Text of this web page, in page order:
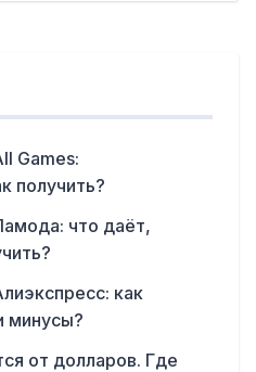
Games:
получить?
что даёт,
как
минусы?
от долларов. Где